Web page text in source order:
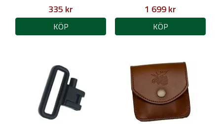
335 kr
KÖP
1 699 kr
KÖP